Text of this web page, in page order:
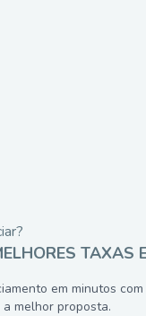
TAXAS
em minutos
melhor proposta.